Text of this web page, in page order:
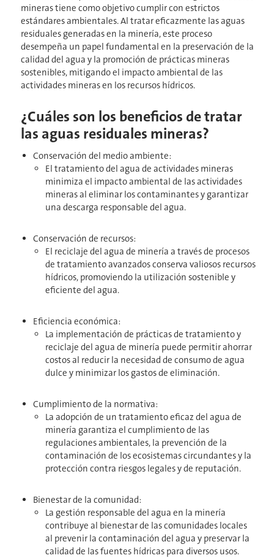
mineras tiene como objetivo cumplir con estrictos
estándares ambientales. Al tratar eficazmente las aguas
residuales generadas en la minería, este proceso
desempeña un papel fundamental en la preservación de la
calidad del agua y la promoción de prácticas mineras
sostenibles, mitigando el impacto ambiental de las
actividades mineras en los recursos hídricos.
¿Cuáles son los beneficios de tratar
las aguas residuales mineras?
Conservación del medio ambiente:
El tratamiento del agua de actividades mineras
minimiza el impacto ambiental de las actividades
mineras al eliminar los contaminantes y garantizar
una descarga responsable del agua.
Conservación de recursos:
El reciclaje del agua de minería a través de procesos
de tratamiento avanzados conserva valiosos recursos
hídricos, promoviendo la utilización sostenible y
eficiente del agua.
Eficiencia económica:
La implementación de prácticas de tratamiento y
reciclaje del agua de minería puede permitir ahorrar
costos al reducir la necesidad de consumo de agua
dulce y minimizar los gastos de eliminación.
Cumplimiento de la normativa:
La adopción de un tratamiento eficaz del agua de
minería garantiza el cumplimiento de las
regulaciones ambientales, la prevención de la
contaminación de los ecosistemas circundantes y la
protección contra riesgos legales y de reputación.
Bienestar de la comunidad:
La gestión responsable del agua en la minería
contribuye al bienestar de las comunidades locales
al prevenir la contaminación del agua y preservar la
calidad de las fuentes hídricas para diversos usos.